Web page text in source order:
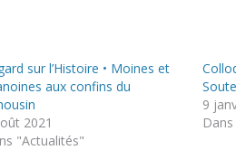
sur l’Histoire • Moines et
aux confins du
2021
"Actualités"
9